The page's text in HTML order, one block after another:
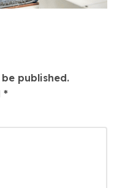
published.
*